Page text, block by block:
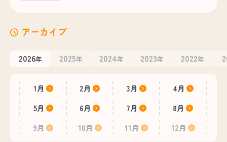
アーカイブ
2026年 2025年 2024年 2023年 2022年
1月 2月 3月
4月
5月
6月 7月
8月
9月
10月 11月 12月